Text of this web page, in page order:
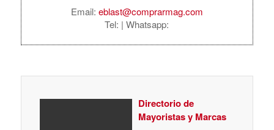
Email: eblast@comprarmag.com
Tel: | Whatsapp:
Directorio de
Mayoristas y Marcas